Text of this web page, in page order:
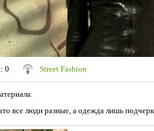
: 0 Street Fashion
:
все люди разные, а одежда лишь